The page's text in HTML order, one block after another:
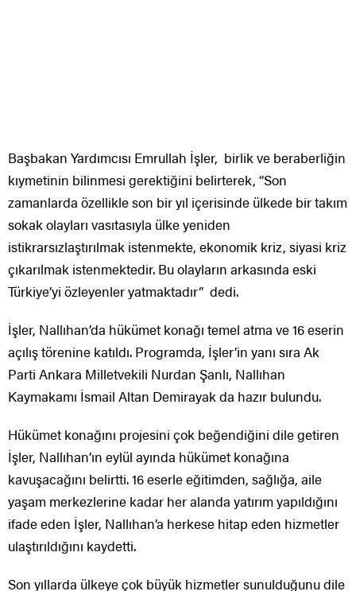
Başbakan Yardımcısı Emrullah İşler, birlik ve beraberliğin
kıymetinin bilinmesi gerektiğini belirterek, “Son
zamanlarda özellikle son bir yıl içerisinde ülkede bir takım
sokak olayları vasıtasıyla ülke yeniden
istikrarsızlaştırılmak istenmekte, ekonomik kriz, siyasi kriz
çıkarılmak istenmektedir. Bu olayların arkasında eski
Türkiye’yi özleyenler yatmaktadır” dedi.
İşler, Nallıhan’da hükümet konağı temel atma ve 16 eserin
açılış törenine katıldı. Programda, İşler’in yanı sıra Ak
Parti Ankara Milletvekili Nurdan Şanlı, Nallıhan
Kaymakamı İsmail Altan Demirayak da hazır bulundu.
Hükümet konağını projesini çok beğendiğini dile getiren
İşler, Nallıhan’ın eylül ayında hükümet konağına
kavuşacağını belirtti. 16 eserle eğitimden, sağlığa, aile
yaşam merkezlerine kadar her alanda yatırım yapıldığını
ifade eden İşler, Nallıhan’a herkese hitap eden hizmetler
ulaştırıldığını kaydetti.
Son yıllarda ülkeye çok büyük hizmetler sunulduğunu dile